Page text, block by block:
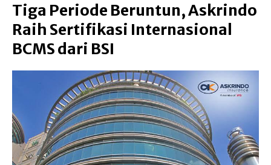
Tiga Periode Beruntun, Askrindo
Raih Sertifikasi Internasional
BCMS dari BSI